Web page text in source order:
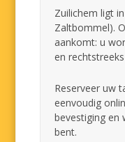
Zuilichem ligt
Zaltbommel).
aankomt: u
en
Reserveer uw
eenvoudig
bevestiging en
bent.